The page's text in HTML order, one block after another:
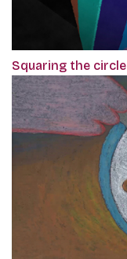
Squaring the circle